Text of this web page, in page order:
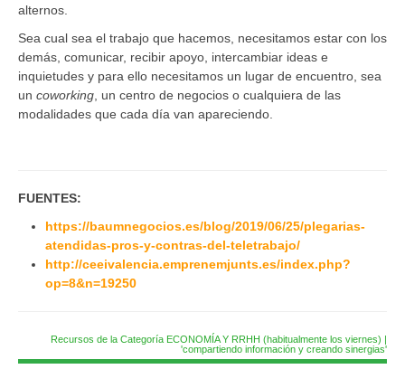
alternos.
Sea cual sea el trabajo que hacemos, necesitamos estar con los
demás, comunicar, recibir apoyo, intercambiar ideas e
inquietudes y para ello necesitamos un lugar de encuentro, sea
un coworking , un centro de negocios o cualquiera de las
modalidades que cada día van apareciendo.
FUENTES:
https://baumnegocios.es/blog/2019/06/25/plegarias-
atendidas-pros-y-contras-del-teletrabajo/
http://ceeivalencia.emprenemjunts.es/index.php?
op=8&n=19250
Recursos de la Categoría ECONOMÍA Y RRHH (habitualmente los viernes) |
'compartiendo información y creando sinergias'